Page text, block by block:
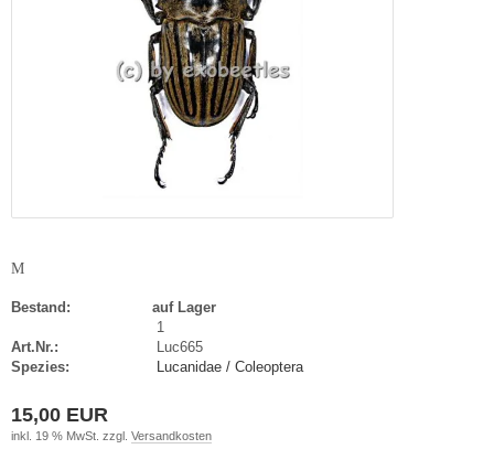
M
Bestand:
auf Lager
1
Art.Nr.:
Luc665
Spezies:
Lucanidae / Coleoptera
15,00 EUR
inkl. 19 % MwSt. zzgl. Versandkosten